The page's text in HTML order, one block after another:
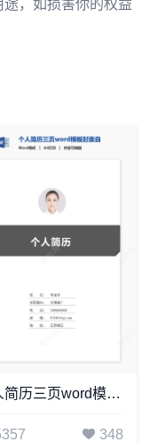
，如损害你的权益
个人简历三页word模板封面自荐信(1)
348